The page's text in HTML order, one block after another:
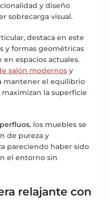
y diseño
sobrecarga visual.
destaca en este
y formas geométricas
espacios actuales.
salón modernos y
mantener el equilibrio
la superficie
, los muebles se
de pureza y
pareciendo haber sido
el entorno sin
relajante con